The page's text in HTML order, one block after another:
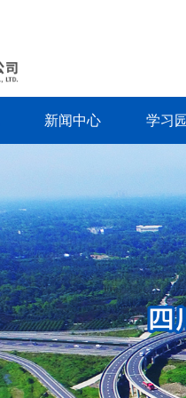
新闻中心 学习